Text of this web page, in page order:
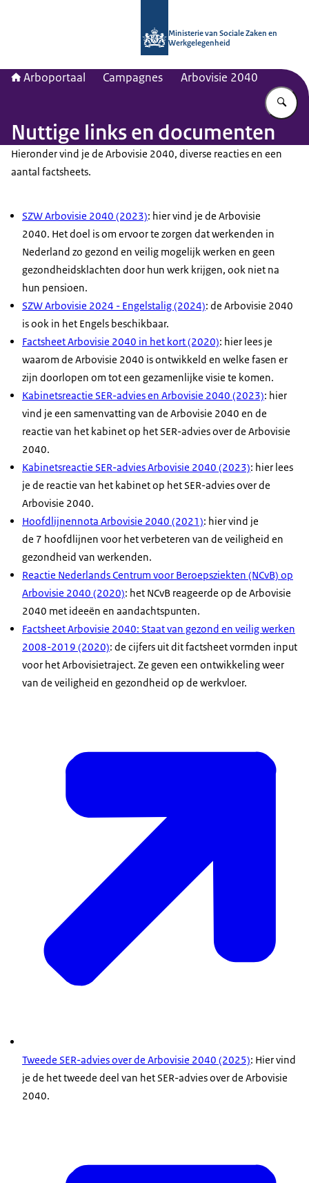
Ministerie van Sociale Zaken en
Werkgelegenheid
Arboportaal Campagnes Arbovisie 2040
Nuttige links en documenten
Hieronder vind je de Arbovisie 2040, diverse reacties en een
aantal factsheets.
SZW Arbovisie 2040 (2023): hier vind je de Arbovisie
2040. Het doel is om ervoor te zorgen dat werkenden in
Nederland zo gezond en veilig mogelijk werken en geen
gezondheidsklachten door hun werk krijgen, ook niet na
hun pensioen.
SZW Arbovisie 2024 - Engelstalig (2024): de Arbovisie 2040
is ook in het Engels beschikbaar.
FactsheetArbovisie 2040 in het kort (2020): hier lees je
waarom de Arbovisie 2040 is ontwikkeld en welke fasen er
zijn doorlopen om tot een gezamenlijke visie te komen.
Kabinetsreactie SER-advies en Arbovisie 2040 (2023): hier
vind je een samenvatting van de Arbovisie 2040 en de
reactie van het kabinet op het SER-advies over de Arbovisie
2040.
Kabinetsreactie SER-advies Arbovisie 2040 (2023): hier lees
je de reactie van het kabinet op het SER-advies over de
Arbovisie 2040.
Hoofdlijnennota Arbovisie 2040 (2021): hier vind je
de 7 hoofdlijnen voor het verbeteren van de veiligheid en
gezondheid van werkenden.
Reactie Nederlands Centrum voor Beroepsziekten (NCvB) op
Arbovisie 2040 (2020): het NCvB reageerde op de Arbovisie
2040 met ideeën en aandachtspunten.
FactsheetArbovisie 2040: Staat van gezond en veilig werken
2008-2019 (2020): de cijfers uit dit factsheet vormden input
voor het Arbovisietraject. Ze geven een ontwikkeling weer
van de veiligheid en gezondheid op de werkvloer.
Tweede SER-advies over de Arbovisie 2040 (2025): Hier vind
je de het tweede deel van het SER-advies over de Arbovisie
2040.